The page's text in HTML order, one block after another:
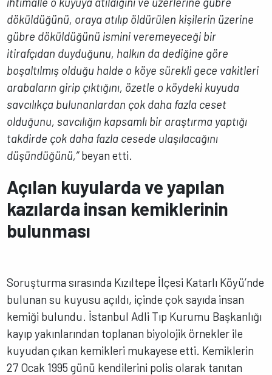
döküldüğünü, oraya atılıp öldürülen kişilerin üzerine
gübre döküldüğünü ismini veremeyeceği bir
itirafçıdan duyduğunu, halkın da dediğine göre
boşaltılmış olduğu halde o köye sürekli gece vakitleri
arabaların girip çıktığını, özetle o köydeki kuyuda
savcılıkça bulunanlardan çok daha fazla ceset
olduğunu, savcılığın kapsamlı bir araştırma yaptığı
takdirde çok daha fazla cesede ulaşılacağını
düşündüğünü,”beyan etti.
Açılan kuyularda ve yapılan
kazılarda insan kemiklerinin
bulunması
Soruşturma sırasında Kızıltepe İlçesi Katarlı Köyü’nde
bulunan su kuyusu açıldı, içinde çok sayıda insan
kemiği bulundu. İstanbul Adli Tıp Kurumu Başkanlığı
kayıp yakınlarından toplanan biyolojik örnekler ile
kuyudan çıkan kemikleri mukayese etti. Kemiklerin
27 Ocak 1995 günü kendilerini polis olarak tanıtan